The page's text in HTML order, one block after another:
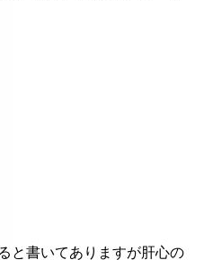
と書いてありますが肝心の